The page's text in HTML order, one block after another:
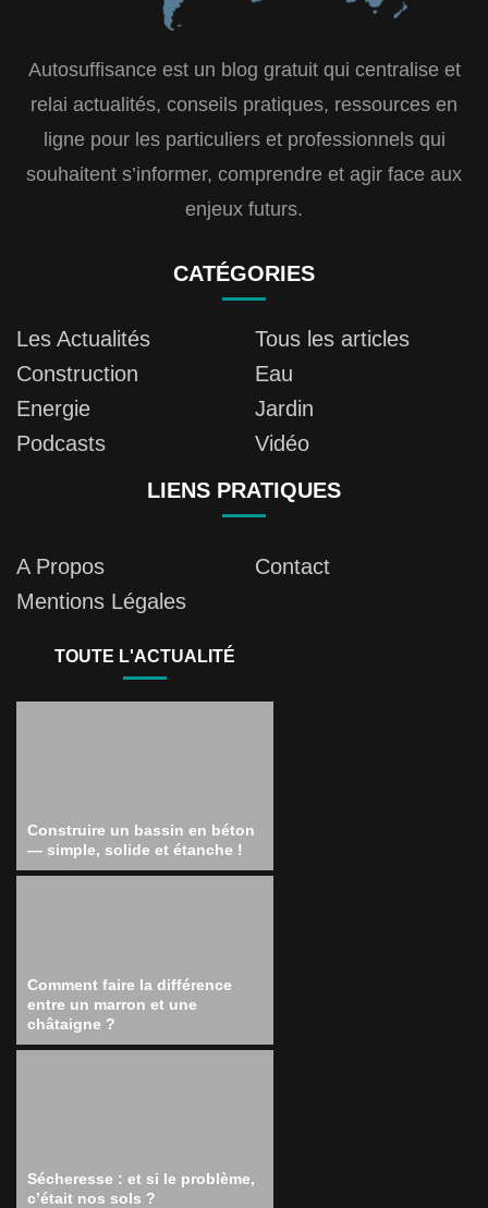
Autosuffisance est un blog gratuit qui centralise et
relai actualités, conseils pratiques, ressources en
ligne pour les particuliers et professionnels qui
souhaitent s’informer, comprendre et agir face aux
enjeux futurs.
CATÉGORIES
Les Actualités
Tous les articles
Construction
Eau
Energie
Jardin
Podcasts
Vidéo
LIENS PRATIQUES
A Propos
Contact
Mentions Légales
TOUTE L'ACTUALITÉ
Construire un bassin en béton
— simple, solide et étanche !
Comment faire la différence
entre un marron et une
châtaigne ?
Sécheresse : et si le problème,
c’était nos sols ?